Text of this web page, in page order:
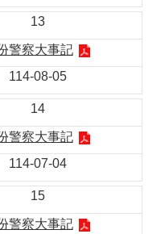
13
警察大事記
114-08-05
14
警察大事記
114-07-04
15
警察大事記